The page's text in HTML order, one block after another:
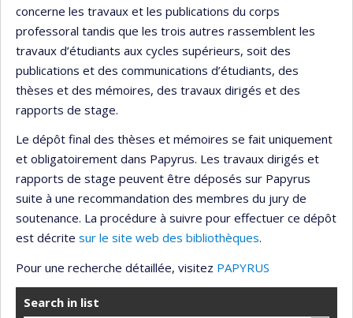
concerne les travaux et les publications du corps
professoral tandis que les trois autres rassemblent les
travaux d’étudiants aux cycles supérieurs, soit des
publications et des communications d’étudiants, des
thèses et des mémoires, des travaux dirigés et des
rapports de stage.
Le dépôt final des thèses et mémoires se fait uniquement
et obligatoirement dans Papyrus. Les travaux dirigés et
rapports de stage peuvent être déposés sur Papyrus
suite à une recommandation des membres du jury de
soutenance. La procédure à suivre pour effectuer ce dépôt
est décrite sur le site web des bibliothèques.
Pour une recherche détaillée, visitez PAPYRUS
Search in list